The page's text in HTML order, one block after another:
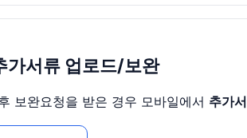
가서류 업로드/보완
보완요청을 받은 경우 모바일에서 추가